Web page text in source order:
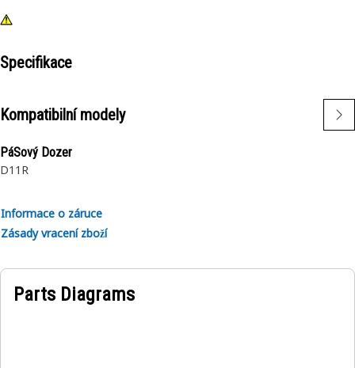
Specifikace
Kompatibilní modely
PáSový Dozer
D11R
Informace o záruce
Zásady vracení zboží
Parts Diagrams